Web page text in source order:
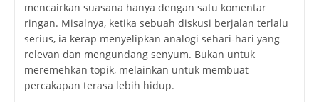
mencairkan suasana hanya dengan satu komentar
ringan. Misalnya, ketika sebuah diskusi berjalan terlalu
serius, ia kerap menyelipkan analogi sehari-hari yang
relevan dan mengundang senyum. Bukan untuk
meremehkan topik, melainkan untuk membuat
percakapan terasa lebih hidup.